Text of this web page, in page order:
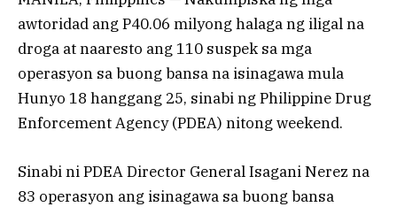
awtoridad ang P40.06 milyong halaga ng iligal na
droga at naaresto ang 110 suspek sa mga
operasyon sa buong bansa na isinagawa mula
Hunyo 18 hanggang 25, sinabi ng Philippine Drug
Enforcement Agency (PDEA) nitong weekend.
Sinabi ni PDEA Director General Isagani Nerez na
83 operasyon ang isinagawa sa buong bansa